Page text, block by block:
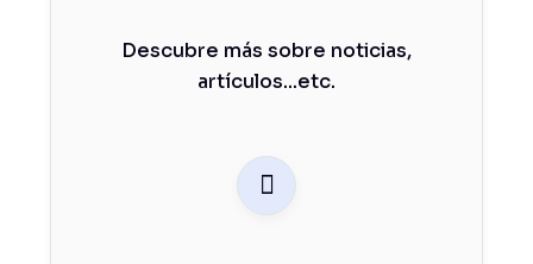
Descubre más sobre noticias,
artículos...etc.
